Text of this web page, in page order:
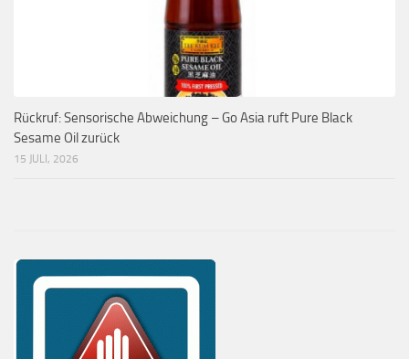
Rückruf: Sensorische Abweichung – Go Asia ruft Pure Black
Sesame Oil zurück
15 JULI, 2026